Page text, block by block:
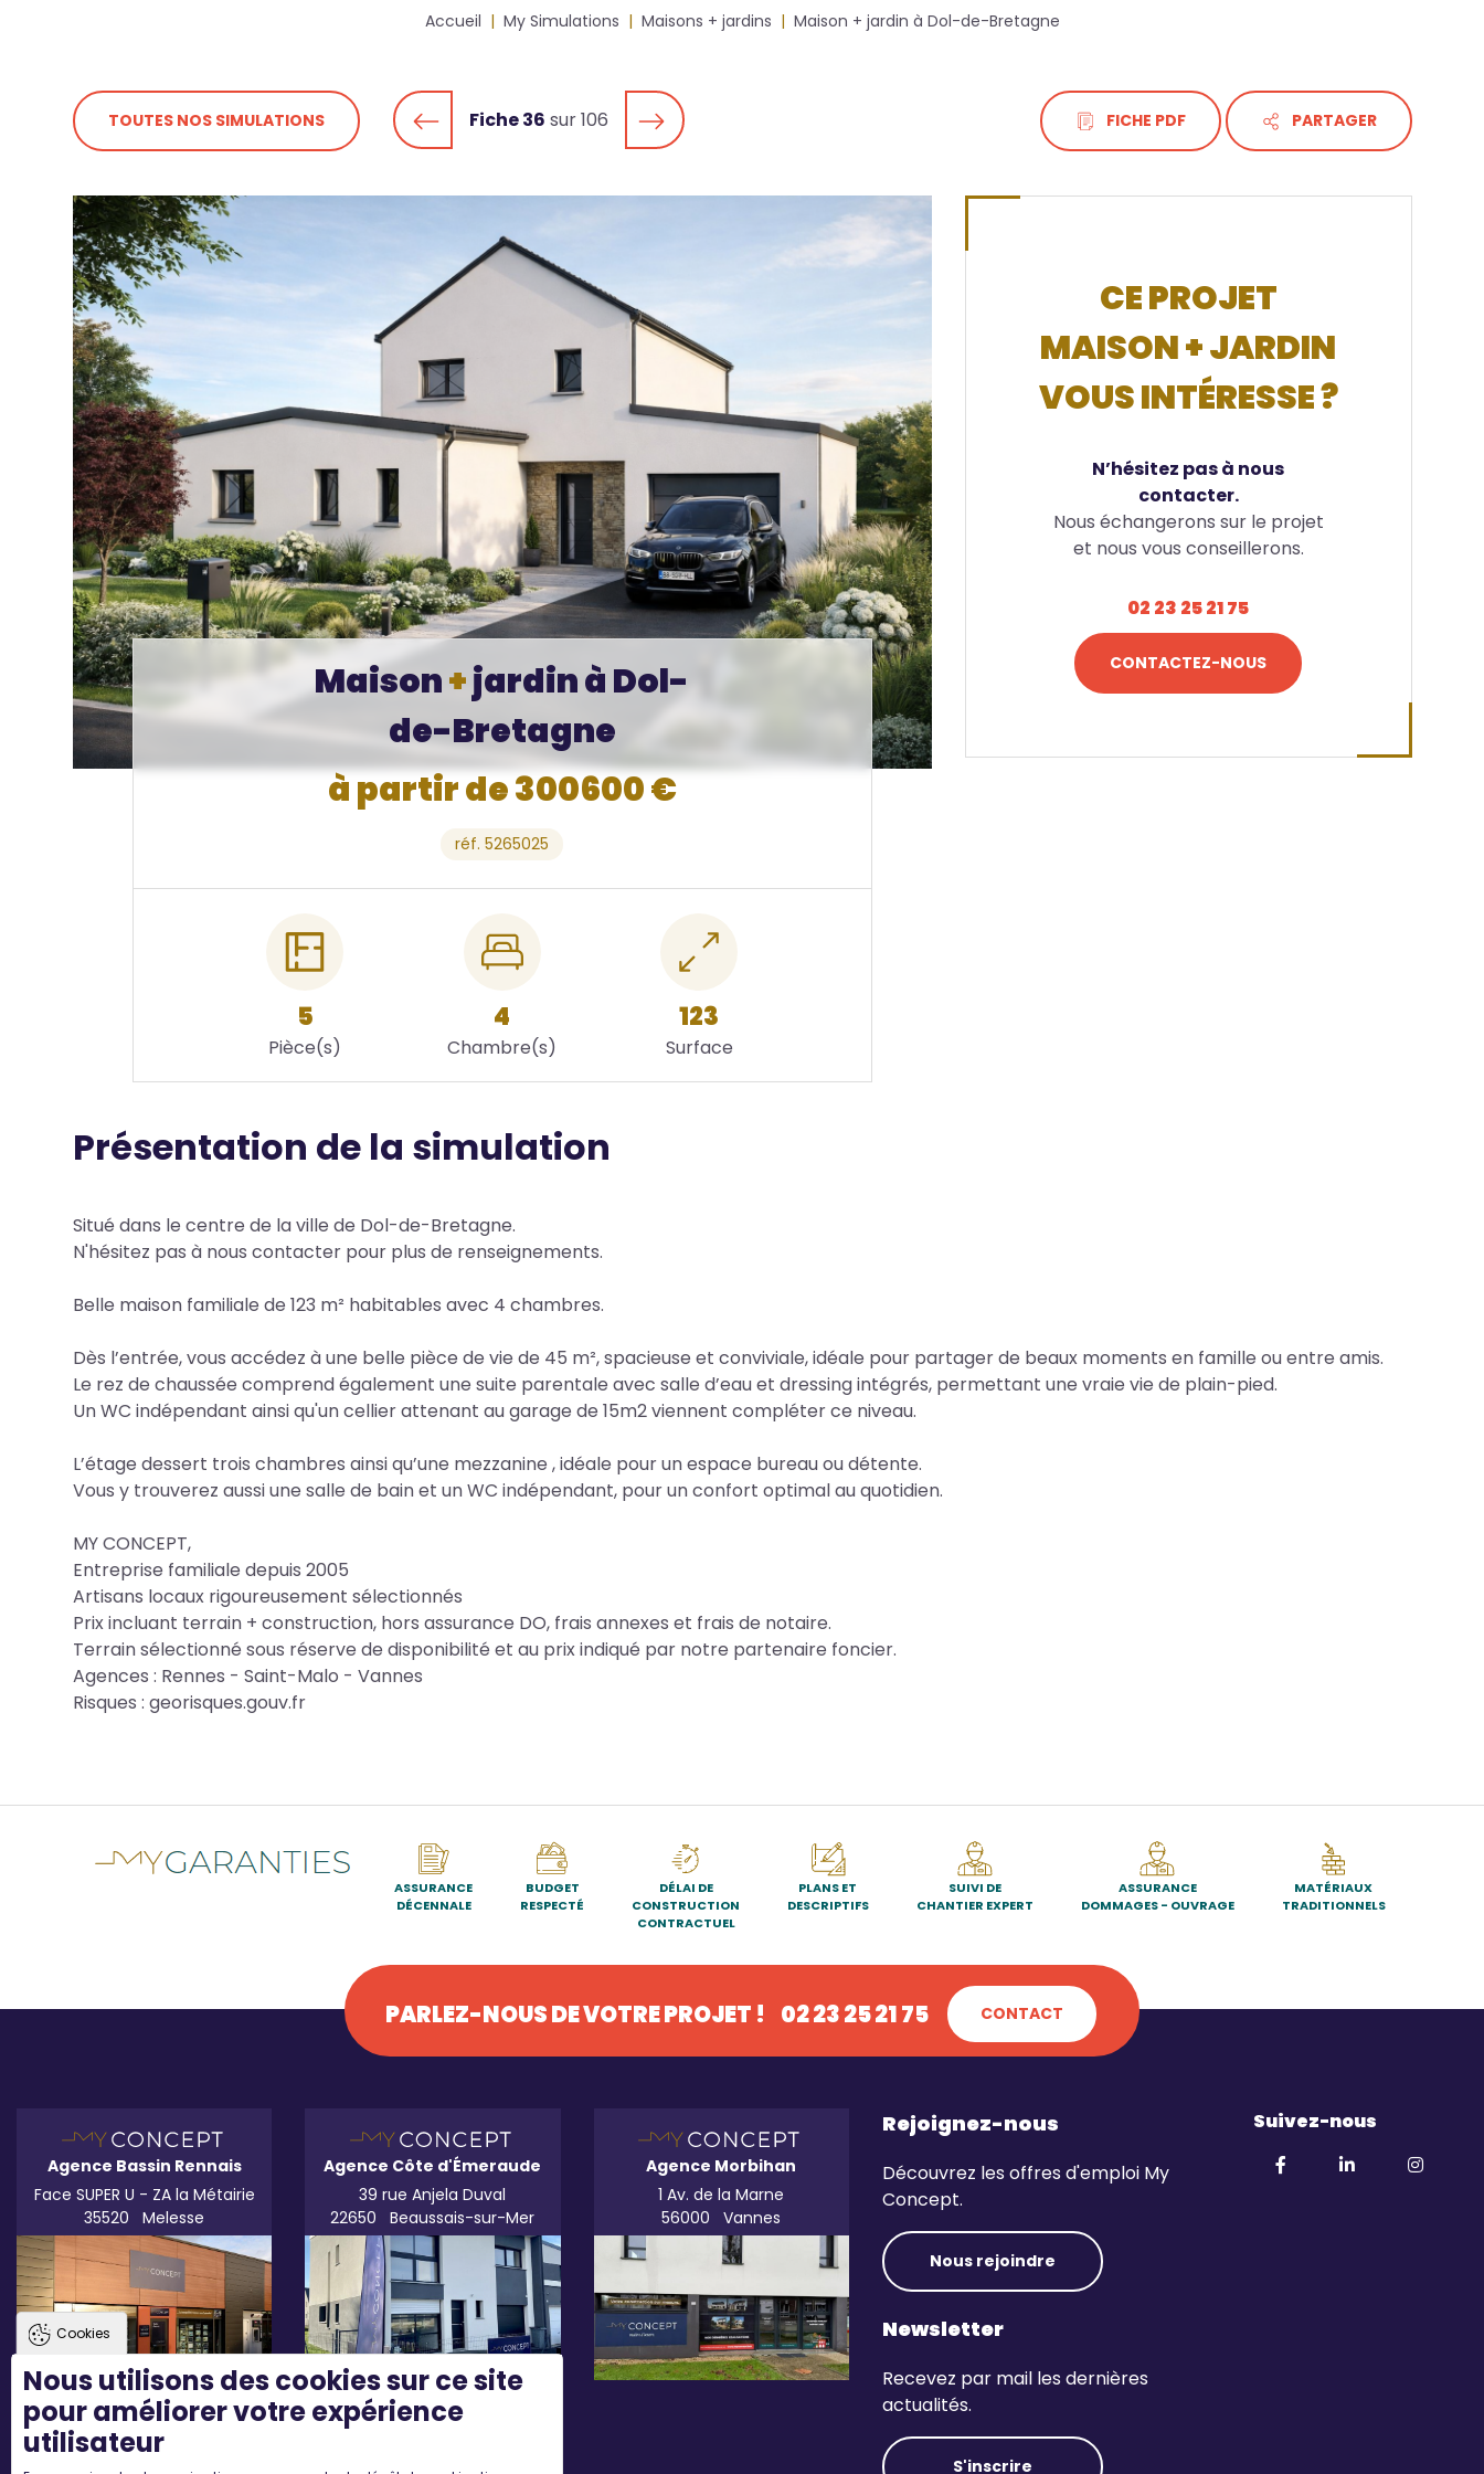
Accueil My Simulations Maisons + jardins Maison + jardin à Dol-de-Bretagne
TOUTES NOS SIMULATIONS Fiche 36 sur 106 FICHE PDF PARTAGER
Maison+jardin à Dol-
de-Bretagne
à partir de 300600 €
réf. 5265025
5
Pièce(s)
4
Chambre(s)
123
Surface
CE PROJET
MAISON + JARDIN
VOUS INTÉRESSE ?
N’hésitez pas à nous
contacter.
Nous échangerons sur le projet
et nous vous conseillerons.
02 23 25 21 75
CONTACTEZ-NOUS
Présentation de la simulation
Body
Situé dans le centre de la ville de Dol-de-Bretagne.
N'hésitez pas à nous contacter pour plus de renseignements.
Belle maison familiale de 123 m² habitables avec 4 chambres.
Dès l’entrée, vous accédez à une belle pièce de vie de 45 m², spacieuse et conviviale, idéale pour partager de beaux moments en famille ou entre amis.
Le rez de chaussée comprend également une suite parentale avec salle d’eau et dressing intégrés, permettant une vraie vie de plain-pied.
Un WC indépendant ainsi qu'un cellier attenant au garage de 15m2 viennent compléter ce niveau.
L’étage dessert trois chambres ainsi qu’une mezzanine , idéale pour un espace bureau ou détente.
Vous y trouverez aussi une salle de bain et un WC indépendant, pour un confort optimal au quotidien.
MY CONCEPT,
Entreprise familiale depuis 2005
Artisans locaux rigoureusement sélectionnés
Prix incluant terrain + construction, hors assurance DO, frais annexes et frais de notaire.
Terrain sélectionné sous réserve de disponibilité et au prix indiqué par notre partenaire foncier.
Agences : Rennes - Saint-Malo - Vannes
Risques : georisques.gouv.fr
ASSURANCE
DÉCENNALE
BUDGET
RESPECTÉ
DÉLAI DE
CONSTRUCTION
CONTRACTUEL
PLANS ET
DESCRIPTIFS
SUIVI DE
CHANTIER EXPERT
ASSURANCE
DOMMAGES - OUVRAGE
MATÉRIAUX
TRADITIONNELS
PARLEZ-NOUS DE VOTRE PROJET ! 02 23 25 21 75 CONTACT
Agence Bassin Rennais
Face SUPER U - ZA la Métairie
35520
Melesse
Agence Côte d'Émeraude
39 rue Anjela Duval
22650
Beaussais-sur-Mer
Agence Morbihan
1 Av. de la Marne
56000
Vannes
Rejoignez-nous
Découvrez les offres d'emploi My
Concept.
Nous rejoindre
Newsletter
Recevez par mail les dernières
actualités.
S'inscrire
Suivez-nous
Cookies
Nous utilisons des cookies sur ce site
pour améliorer votre expérience
utilisateur